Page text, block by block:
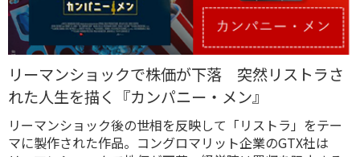
リーマンショックで株価が下落 突然リストラさ
れた人生を描く『カンパニー・メン』
リーマンショック後の世相を反映して「リストラ」をテー
マに製作された作品。コングロマリット企業のGTX社は